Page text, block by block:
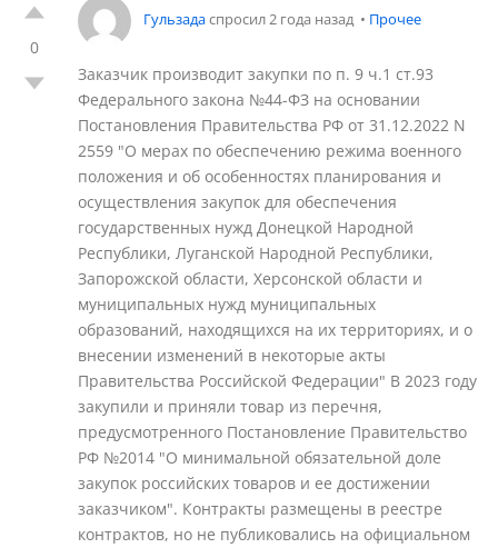
0
Гульзадаспросил 2 года назад • Прочее
Заказчик производит закупки по п. 9 ч.1 ст.93
Федерального закона №44-ФЗ на основании
Постановления Правительства РФ от 31.12.2022 N
2559 "О мерах по обеспечению режима военного
положения и об особенностях планирования и
осуществления закупок для обеспечения
государственных нужд Донецкой Народной
Республики, Луганской Народной Республики,
Запорожской области, Херсонской области и
муниципальных нужд муниципальных
образований, находящихся на их территориях, и о
внесении изменений в некоторые акты
Правительства Российской Федерации" В 2023 году
закупили и приняли товар из перечня,
предусмотренного Постановление Правительство
РФ №2014 "О минимальной обязательной доле
закупок российских товаров и ее достижении
заказчиком". Контракты размещены в реестре
контрактов, но не публиковались на официальном